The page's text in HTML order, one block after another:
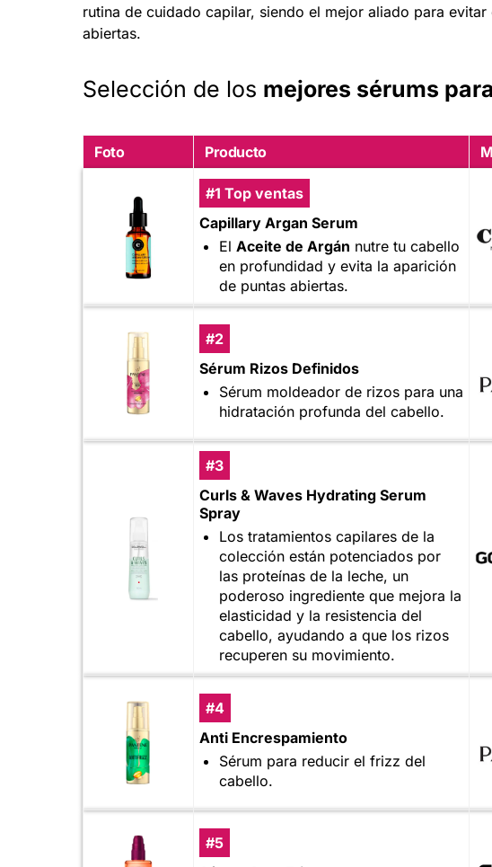
rutina de cuidado capilar, siendo el mejor aliado para
abiertas.
Selección de los mejores sérums
Foto Producto
#1 Top ventas
Capillary Argan Serum
El Aceite de Argán nutre tu cabello
en profundidad y evita la aparición
de puntas abiertas.
#2
Sérum Rizos Definidos
Sérum moldeador de rizos para una
hidratación profunda del cabello.
#3
Curls & Waves Hydrating Serum
Spray
Los tratamientos capilares de la
colección están potenciados por
las proteínas de la leche, un
poderoso ingrediente que mejora la
elasticidad y la resistencia del
cabello, ayudando a que los rizos
recuperen su movimiento.
#4
Anti Encrespamiento
Sérum para reducir el frizz del
cabello.
#5